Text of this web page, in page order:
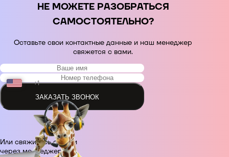
НЕ МОЖЕТЕ РАЗОБРАТЬСЯ
САМОСТОЯТЕЛЬНО?
Оставьте свои контактные данные и наш менеджер
свяжется с вами.
+1
+48
+380
ЗАКАЗАТЬ ЗВОНОК
Или свяжитесь с нами
через месседжер.